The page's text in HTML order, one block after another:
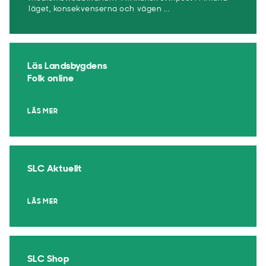
läget, konsekvenserna och vägen ...
Läs Landsbygdens
Folk online
LÄS MER
SLC Aktuellt
LÄS MER
SLC Shop